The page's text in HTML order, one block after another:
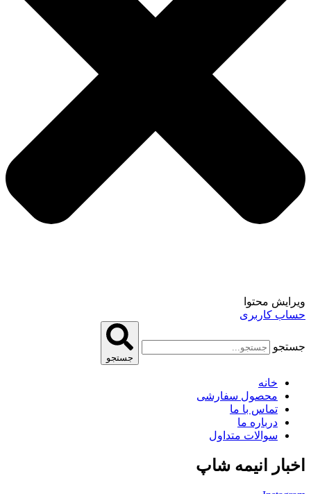
ویرایش محتوا
حساب کاربری
جستجو
جستجو
خانه
محصول سفارشی
تماس با ما
درباره ما
سوالات متداول
اخبار انیمه شاپ